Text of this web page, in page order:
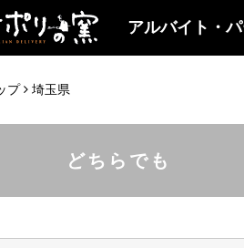
アルバイト・
プ 埼玉県
どちらでも